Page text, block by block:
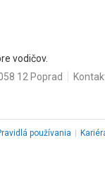
vodičov.
12 Poprad
používania